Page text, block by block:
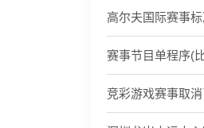
高尔夫国际赛事
赛事节目单程序(
竞彩游戏赛事取